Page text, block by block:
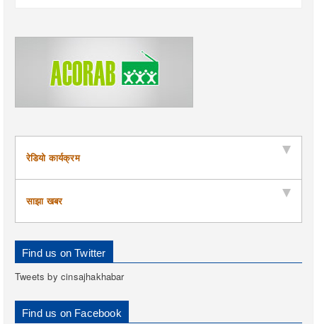
रेडियो कार्यक्रम
साझा खबर
Find us on Twitter
Tweets by cinsajhakhabar
Find us on Facebook